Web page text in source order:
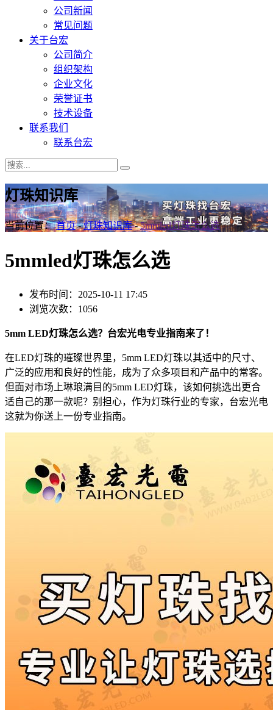
公司新闻
常见问题
关于台宏
公司简介
组织架构
企业文化
荣誉证书
技术设备
联系我们
联系台宏
灯珠知识库
当前位置：首页-灯珠知识库-5mmled灯珠怎么选
5mmled灯珠怎么选
发布时间：2025-10-11 17:45
浏览次数：1056
5mm LED灯珠怎么选？台宏光电专业指南来了！
在LED灯珠的璀璨世界里，5mm LED灯珠以其适中的尺寸、
广泛的应用和良好的性能，成为了众多项目和产品中的常客。
但面对市场上琳琅满目的5mm LED灯珠，该如何挑选出更合
适自己的那一款呢？别担心，作为灯珠行业的专家，台宏光电
这就为你送上一份专业指南。